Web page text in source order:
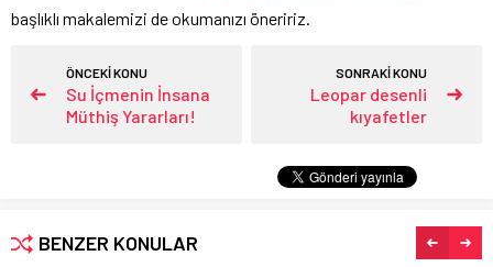
başlıklı makalemizi de okumanızı öneririz.
ÖNCEKİ KONU
Su İçmenin İnsana
Müthiş Yararları!
SONRAKİ KONU
Leopar desenli
kıyafetler
BENZER KONULAR